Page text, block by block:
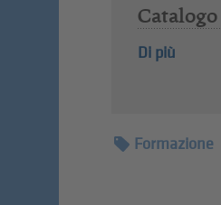
Di più
Formazione